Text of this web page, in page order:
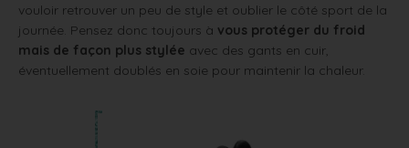
vouloir retrouver un peu de style et oublier le côté sport de la
journée. Pensez donc toujours à vous protéger du froid
mais de façon plus stylée avec des gants en cuir,
éventuellement doublés en soie pour maintenir la chaleur.